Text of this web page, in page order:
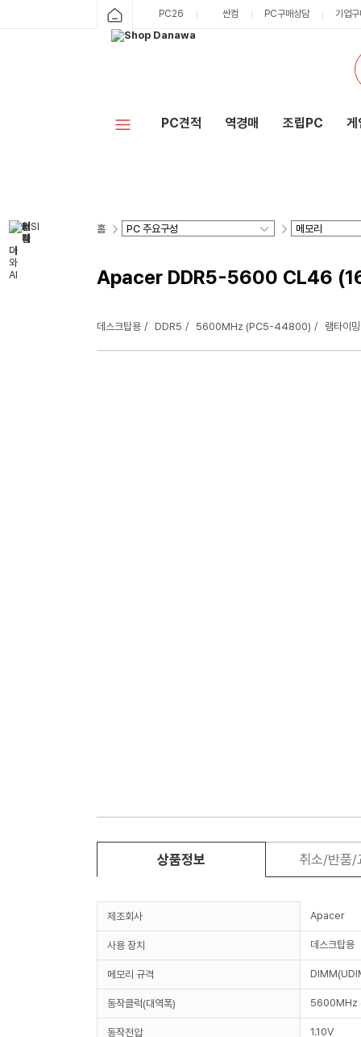
PC26 싼컴 PC구매상담 기업
PC견적 역경매 조립PC 게
홈
Apacer DDR5-5600 CL46
데스크탑용 DDR5 5600MHz (PC5-44800) 램타이
상품정보 취소/반품/
제조회사 Apacer
사용 장치 데스크탑용
메모리 규격
동작클럭(대역폭)
동작전압 1.10V